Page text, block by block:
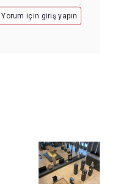
Yorum için giriş yapın